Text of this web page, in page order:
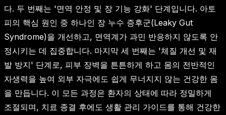
다. 두 번째는 '면역 안정 및 장 기능 강화' 단계입니다. 아토
피의 핵심 원인 중 하나인 장 누수 증후군(Leaky Gut
Syndrome)을 개선하고, 면역계가 과민 반응하지 않도록 안
정시키는 데 집중합니다. 마지막 세 번째는 '체질 개선 및 재
발 방지' 단계로, 피부 장벽을 튼튼하게 하고 몸의 전반적인
자생력을 높여 외부 자극에도 쉽게 무너지지 않는 건강한 몸
을 만듭니다. 이 모든 과정은 환자의 상태에 따라 정밀하게
조절되며, 치료 종결 후에도 생활 관리 가이드를 통해 건강한